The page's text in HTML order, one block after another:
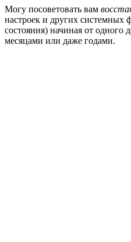
Могу посоветовать вам
настроек и других системных
состояния) начиная от одного
месяцами или даже годами.